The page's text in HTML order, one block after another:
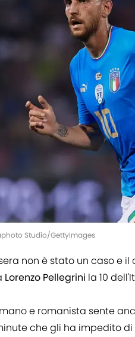
Studio/GettyImages
non è stato un caso e
Lorenzo Pellegrini la 10
e romanista sente
che gli ha impedito